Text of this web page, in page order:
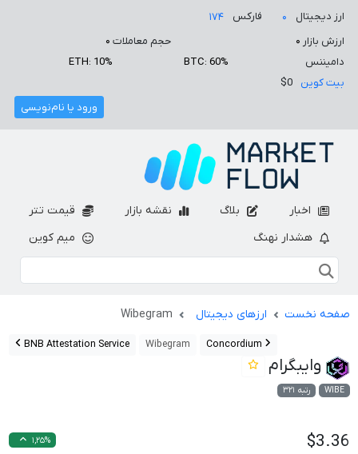
ارز دیجیتال ۰ فارکس
۱۷۴
ارزش بازار ۰ حجم معاملات ۰
دامیننس
BTC: 60%
ETH: 10%
بیت کوین
$0
ورود یا نام‌نویسی
اخبار بلاگ نقشه بازار
قیمت تتر
هشدار نهنگ
میم کوین
صفحه نخست ارزهای دیجیتال Wibegram
Wibegram
BNB Attestation Service
وایبگرام
WIBE رتبه ۳۲۱
$3.36 ۱,۲۵%